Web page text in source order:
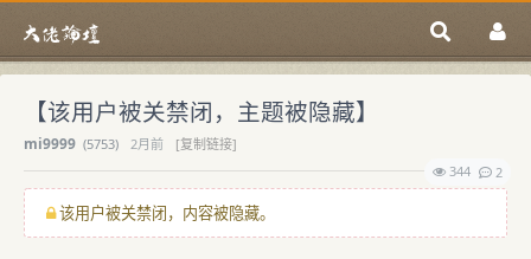
【该用户被关禁闭，主题被隐藏】
mi9999 (5753) 2月前
[复制链接]
344
2
该用户被关禁闭，内容被隐藏。